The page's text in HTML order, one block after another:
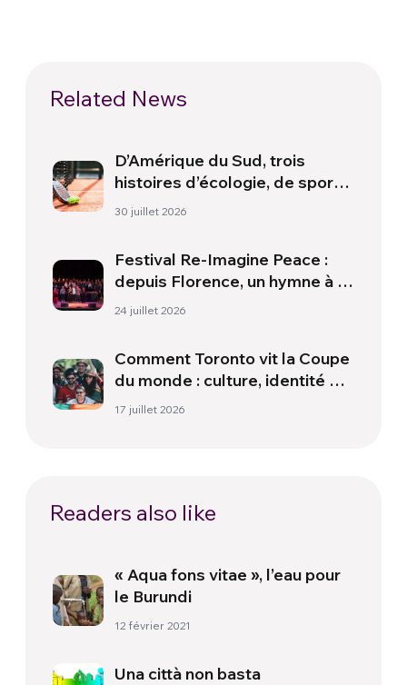
Related News
D’Amérique du Sud, trois
histoires d’écologie, de sport
et de santé
30 juillet 2026
Festival Re-Imagine Peace :
depuis Florence, un hymne à la
paix
24 juillet 2026
Comment Toronto vit la Coupe
du monde : culture, identité et
politique hors du terrain
17 juillet 2026
Readers also like
« Aqua fons vitae », l’eau pour
le Burundi
12 février 2021
Una città non basta